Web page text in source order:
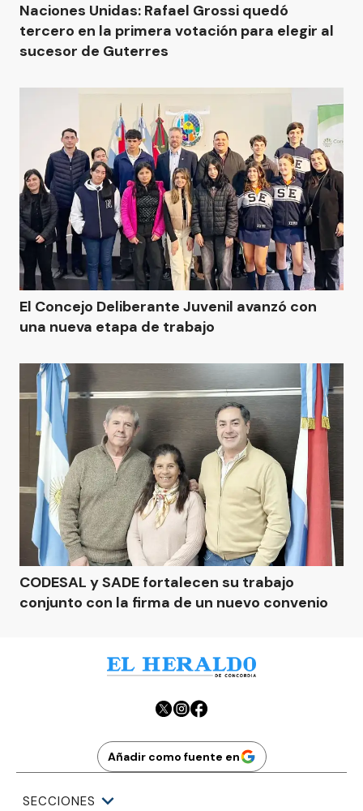
Naciones Unidas: Rafael Grossi quedó
tercero en la primera votación para elegir al
sucesor de Guterres
El Concejo Deliberante Juvenil avanzó con
una nueva etapa de trabajo
CODESAL y SADE fortalecen su trabajo
conjunto con la firma de un nuevo convenio
Añadir como fuente en
SECCIONES